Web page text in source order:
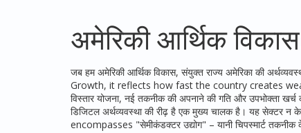
अमेरिकी आर्थिक
जब हमअमेरिकी आर्थिक विकास, संयुक्त राज्य अमेरिका की
Growth, it reflects how fast the country creates
विस्तार योजना, नई तकनीक की अपनाने की गति और उपभोक्ता खर्च
डिजिटल अर्थव्यवस्था की रीढ़ है एक मुख्य चालक है। यह सेक्टर न
encompasses "सेमीकंडक्टर उद्योग" – यानी चिपस्मार्ट